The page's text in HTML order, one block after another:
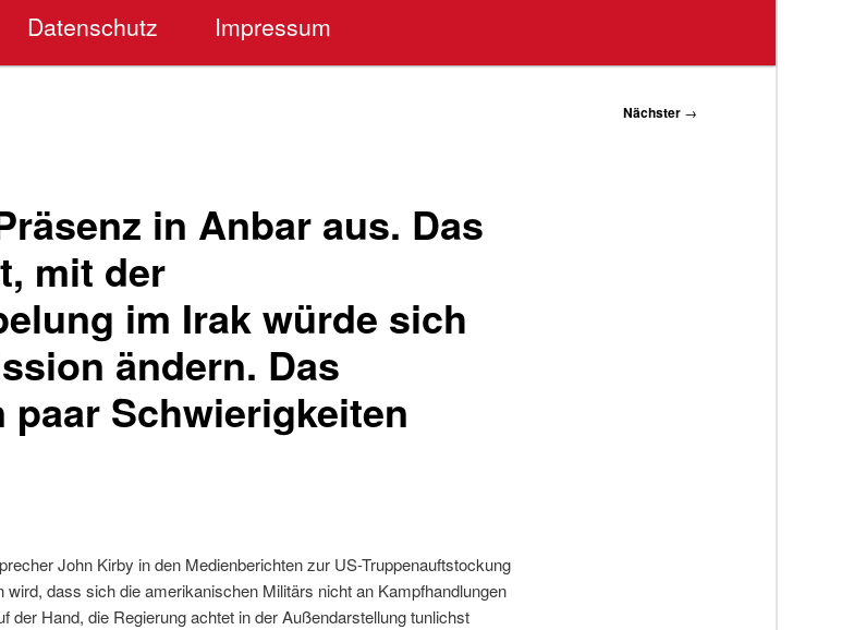
Datenschutz Impressum
Nächster →
in Anbar aus. Das
mit der
im Irak würde sich
ändern. Das
Schwierigkeiten
John Kirby in den Medienberichten zur US-Truppenauftstockung
dass sich die amerikanischen Militärs nicht an Kampfhandlungen
der Hand, die Regierung achtet in der Außendarstellung tunlichst